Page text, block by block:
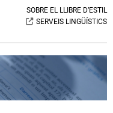
SOBRE EL LLIBRE D’ESTIL
SERVEIS LINGÜÍSTICS